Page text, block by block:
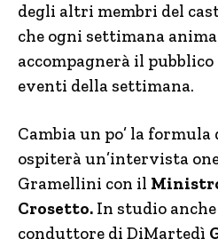
degli altri membri del
che ogni settimana
accompagnerà il
eventi della settimana.
Cambia un po’ la
ospiterà un’intervista
Gramellini con il
Crosetto. In studio
conduttore di DiMartedì